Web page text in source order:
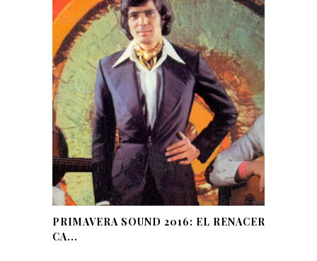
PRIMAVERA SOUND 2016: EL RENACER
CA...